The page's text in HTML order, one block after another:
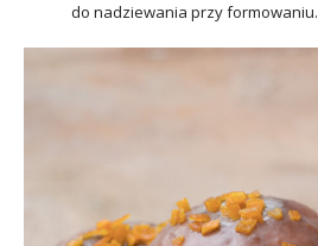
do nadziewania przy formowaniu.